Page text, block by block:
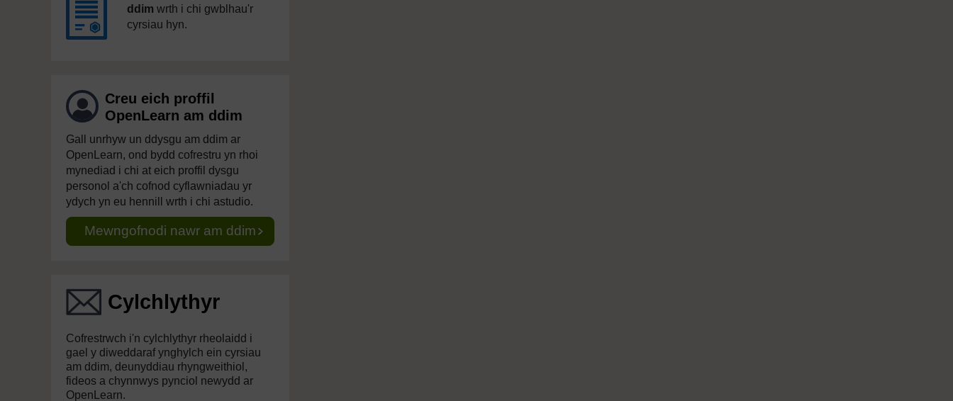
ddim wrth i chi gwblhau'r
cyrsiau hyn.
Creu eich proffil
OpenLearn am ddim
Gall unrhyw un ddysgu am ddim ar
OpenLearn, ond bydd cofrestru yn rhoi
mynediad i chi at eich proffil dysgu
personol a'ch cofnod cyflawniadau yr
ydych yn eu hennill wrth i chi astudio.
Mewngofnodi nawr am ddim
Cylchlythyr
Cofrestrwch i'n cylchlythyr rheolaidd i
gael y diweddaraf ynghylch ein cyrsiau
am ddim, deunyddiau rhyngweithiol,
fideos a chynnwys pynciol newydd ar
OpenLearn.